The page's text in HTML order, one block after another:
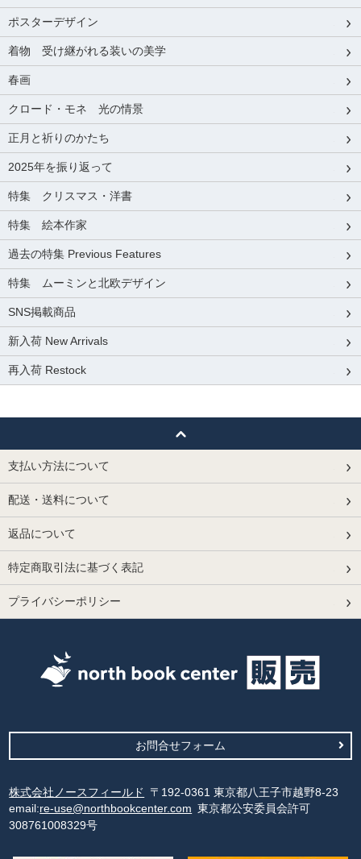
ポスターデザイン
着物 受け継がれる装いの美学
春画
クロード・モネ 光の情景
正月と祈りのかたち
2025年を振り返って
特集 クリスマス・洋書
特集 絵本作家
過去の特集 Previous Features
特集 ムーミンと北欧デザイン
SNS掲載商品
新入荷 New Arrivals
再入荷 Restock
支払い方法について
配送・送料について
返品について
特定商取引法に基づく表記
プライバシーポリシー
お問合せフォーム
株式会社ノースフィールド
〒192-0361 東京都八王子市越野8-23
email:re-use@northbookcenter.com 東京都公安委員会許可
308761008329号